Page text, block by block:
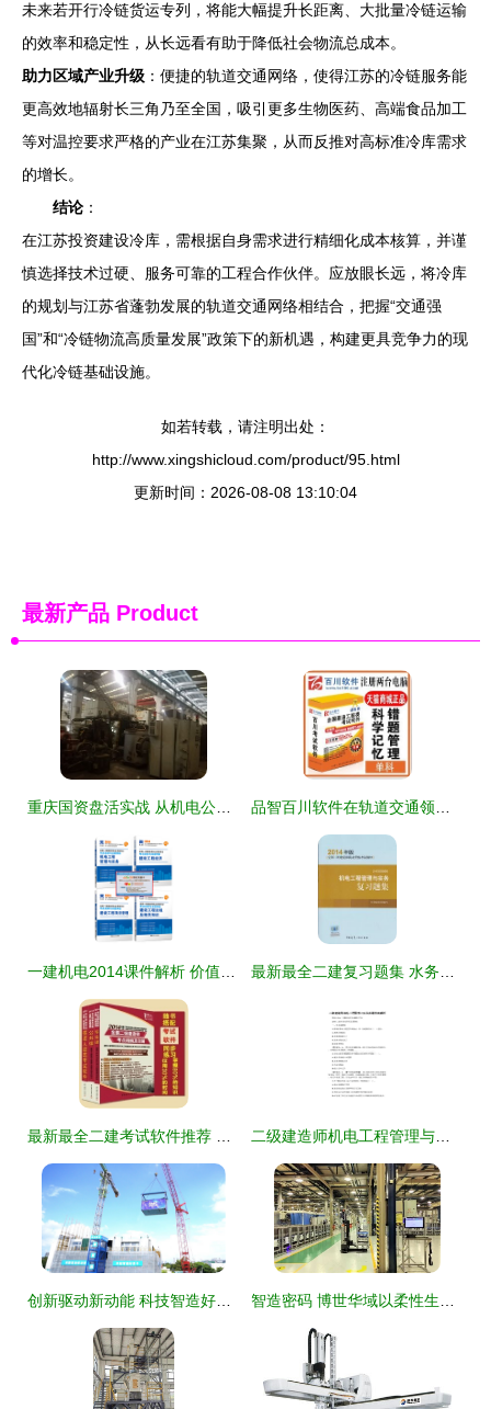
未来若开行冷链货运专列，将能大幅提升长距离、大批量冷链运输
的效率和稳定性，从长远看有助于降低社会物流总成本。
助力区域产业升级 ：便捷的轨道交通网络，使得江苏的冷链服务能
更高效地辐射长三角乃至全国，吸引更多生物医药、高端食品加工
等对温控要求严格的产业在江苏集聚，从而反推对高标准冷库需求
的增长。
结论 ：
在江苏投资建设冷库，需根据自身需求进行精细化成本核算，并谨
慎选择技术过硬、服务可靠的工程合作伙伴。应放眼长远，将冷库
的规划与江苏省蓬勃发展的轨道交通网络相结合，把握“交通强
国”和“冷链物流高质量发展”政策下的新机遇，构建更具竞争力的现
代化冷链基础设施。
如若转载，请注明出处：
http://www.xingshicloud.com/product/95.html
更新时间：2026-08-08 13:10:04
最新产品 Product